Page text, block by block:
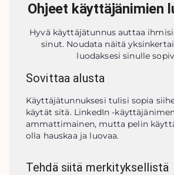
Ohjeet käyttäjänimien
Hyvä käyttäjätunnus auttaa
sinut. Noudata näitä
luodaksesi sinulle
Sovittaa alusta
Käyttäjätunnuksesi tulisi sopia
käytät sitä. LinkedIn -
ammattimainen, mutta pelin
olla hauskaa ja luovaa.
Tehdä siitä merkityksellistä